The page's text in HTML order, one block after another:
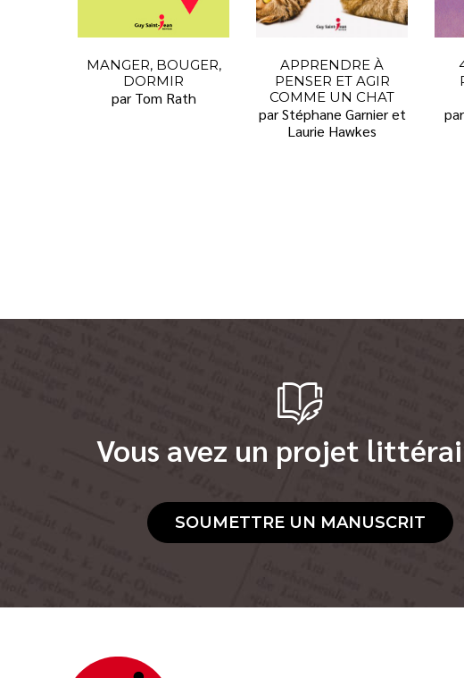
MANGER, BOUGER,
DORMIR
par Tom Rath
APPRENDRE À
PENSER ET AGIR
COMME UN CHAT
par Stéphane Garnier et
Laurie Hawkes
Vous avez un projet
SOUMETTRE UN MANUSCRIT